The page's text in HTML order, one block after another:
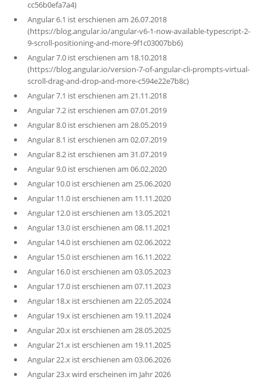
cc56b0efa7a4)
Angular 6.1 ist erschienen am 26.07.2018
(https://blog.angular.io/angular-v6-1-now-available-typescript-2-
9-scroll-positioning-and-more-9f1c03007bb6)
Angular 7.0 ist erschienen am 18.10.2018
(https://blog.angular.io/version-7-of-angular-cli-prompts-virtual-
scroll-drag-and-drop-and-more-c594e22e7b8c)
Angular 7.1 ist erschienen am 21.11.2018
Angular 7.2 ist erschienen am 07.01.2019
Angular 8.0 ist erschienen am 28.05.2019
Angular 8.1 ist erschienen am 02.07.2019
Angular 8.2 ist erschienen am 31.07.2019
Angular 9.0 ist erschienen am 06.02.2020
Angular 10.0 ist erschienen am 25.06.2020
Angular 11.0 ist erschienen am 11.11.2020
Angular 12.0 ist erschienen am 13.05.2021
Angular 13.0 ist erschienen am 08.11.2021
Angular 14.0 ist erschienen am 02.06.2022
Angular 15.0 ist erschienen am 16.11.2022
Angular 16.0 ist erschienen am 03.05.2023
Angular 17.0 ist erschienen am 07.11.2023
Angular 18.x ist erschienen am 22.05.2024
Angular 19.x ist erschienen am 19.11.2024
Angular 20.x ist erschienen am 28.05.2025
Angular 21.x ist erschienen am 19.11.2025
Angular 22.x ist erschienen am 03.06.2026
Angular 23.x wird erscheinen im Jahr 2026